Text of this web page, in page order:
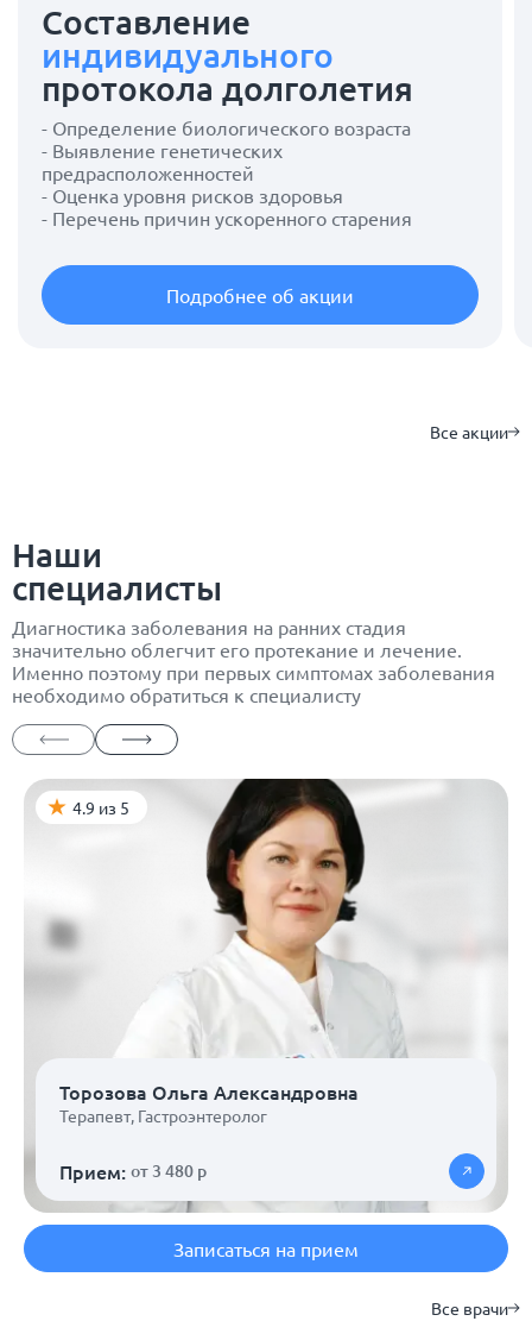
Составление
индивидуального
протокола долголетия
- Определение биологического возраста
- Выявление генетических
предрасположенностей
- Оценка уровня рисков здоровья
- Перечень причин ускоренного старения
Подробнее об акции
Все акции
Наши
специалисты
Диагностика заболевания на ранних стадия
значительно облегчит его протекание и лечение.
Именно поэтому при первых симптомах заболевания
необходимо обратиться к специалисту
4.9 из 5
Торозова Ольга Александровна
Терапевт, Гастроэнтеролог
Прием: от 3 480 р
Записаться на прием
Все врачи